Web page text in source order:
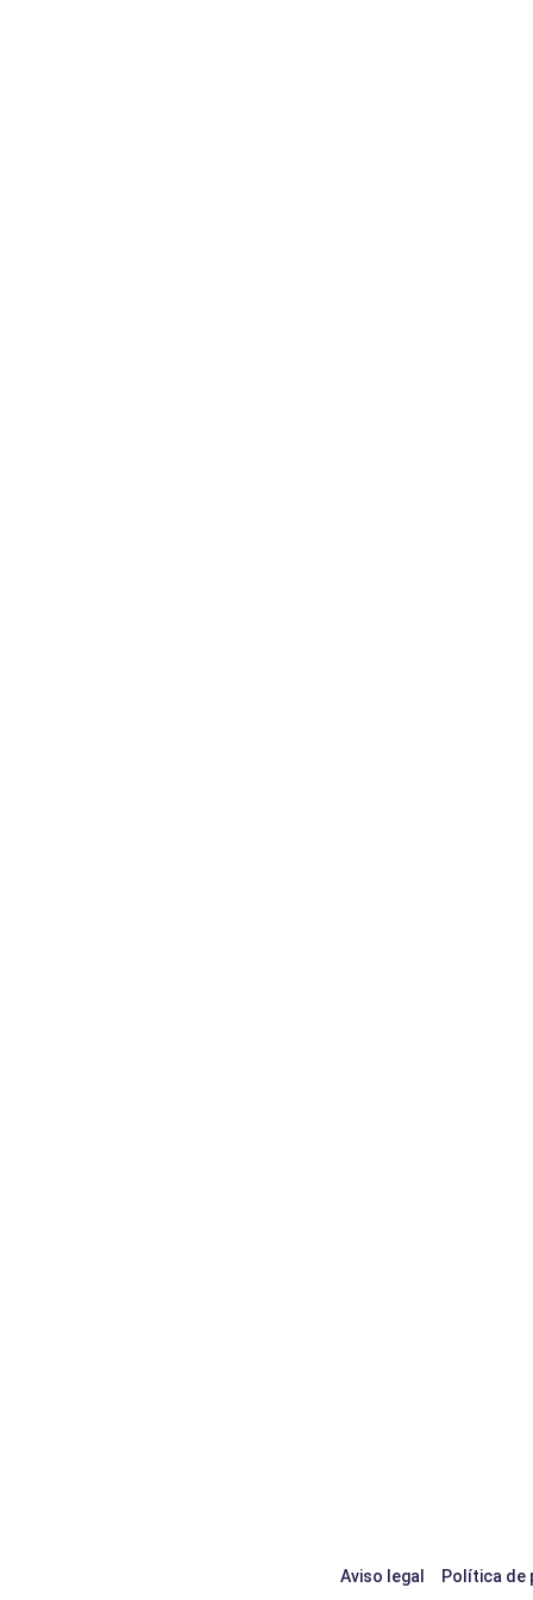
Aviso legal Política de